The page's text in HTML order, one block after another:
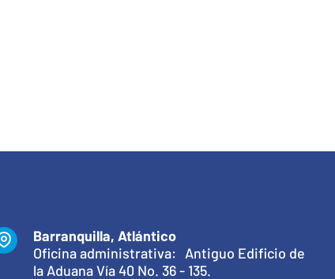
Barranquilla, Atlántico
Oficina administrativa: Antiguo Edificio de
la Aduana Vía 40 No. 36 - 135.